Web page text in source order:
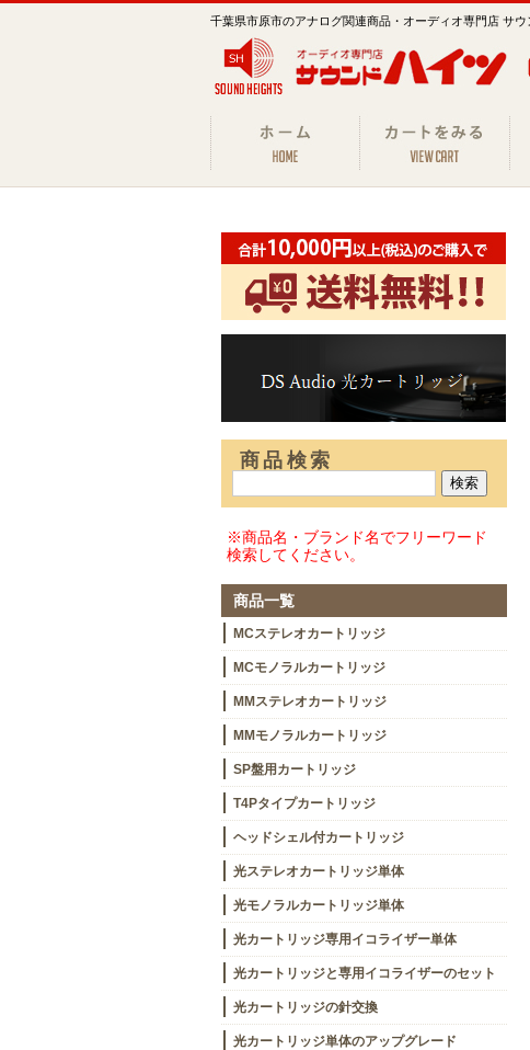
千葉県市原市のアナログ関連商品・オーディオ専門店 サウ
商品検索
※商品名・ブランド名でフリーワード
検索してください。
商品一覧
MCステレオカートリッジ
MCモノラルカートリッジ
MMステレオカートリッジ
MMモノラルカートリッジ
SP盤用カートリッジ
T4Pタイプカートリッジ
ヘッドシェル付カートリッジ
光ステレオカートリッジ単体
光モノラルカートリッジ単体
光カートリッジ専用イコライザー単体
光カートリッジと専用イコライザーのセット
光カートリッジの針交換
光カートリッジ単体のアップグレード